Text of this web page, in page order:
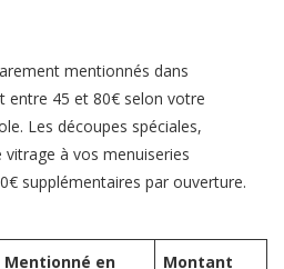
mentionnés dans
entre 45 et 80€ selon votre
Les découpes spéciales,
à vos menuiseries
supplémentaires par ouverture.
Mentionné en
Montant